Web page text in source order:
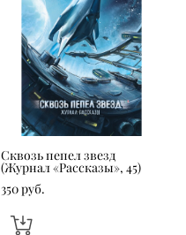
Сквозь пепел звезд
(Журнал «Рассказы», 45)
350 pуб.